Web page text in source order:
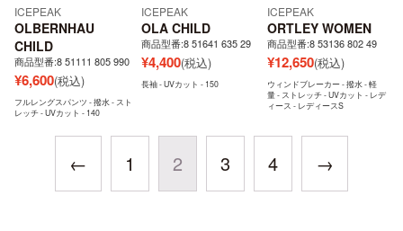
ICEPEAK
OLBERNHAU
CHILD
商品型番:8 51111 805 990
¥6,600(税込)
フルレングスパンツ - 撥水 - スト
レッチ - UVカット - 140
ICEPEAK
OLA CHILD
商品型番:8 51641 635 29
¥4,400(税込)
長袖 - UVカット - 150
ICEPEAK
ORTLEY WOMEN
商品型番:8 53136 802 49
¥12,650(税込)
ウィンドブレーカー - 撥水 - 軽
量 - ストレッチ - UVカット - レデ
ィース - レディースS
← 1 2 3 4 →